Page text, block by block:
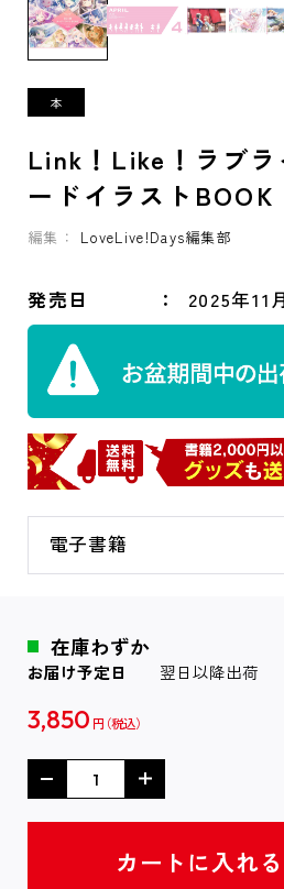
Link！Like！ラブラ
ードイラストBOOK
編集： LoveLive!Days編集部
発売日 2025年11
電子書籍
在庫わずか
お届け予定日 翌日以降出荷
3,850 円